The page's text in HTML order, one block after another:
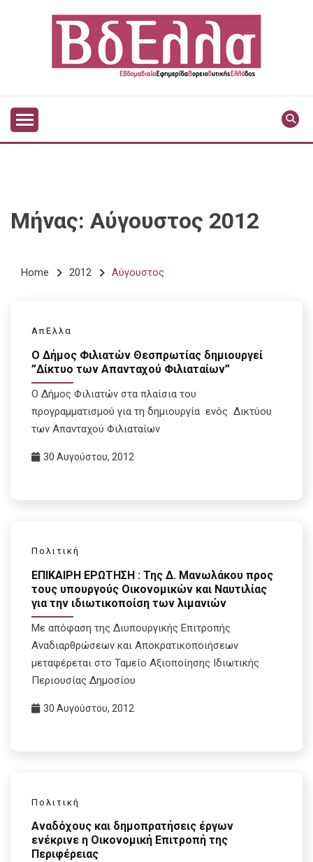
VDELLA
Μήνας: Αύγουστος 2012
Home 2012 Αύγουστος
ΑπΕλλα
Ο Δήμος Φιλιατών Θεσπρωτίας δημιουργεί
”Δίκτυο των Απανταχού Φιλιαταίων”
Ο Δήμος Φιλιατών στα πλαίσια του
προγραμματισμού για τη δημιουργία ενός Δικτύου
των Απανταχού Φιλιαταίων
30 Αυγούστου, 2012
Πολιτική
ΕΠΙΚΑΙΡΗ ΕΡΩΤΗΣΗ : Της Δ. Μανωλάκου προς
τους υπουργούς Οικονομικών και Ναυτιλίας
για την ιδιωτικοποίση των λιμανιών
Με απόφαση της Διυπουργικής Επιτροπής
Αναδιαρθρώσεων και Αποκρατικοποιήσεων
μεταφέρεται στο Ταμείο Aξιοποίησης Iδιωτικής
Περιουσίας Δημοσίου
30 Αυγούστου, 2012
Πολιτική
Αναδόχους και δημοπρατήσεις έργων
ενέκρινε η Οικονομική Επιτροπή της
Περιφέρειας